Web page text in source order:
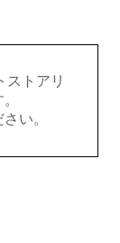
ストアリ
い。